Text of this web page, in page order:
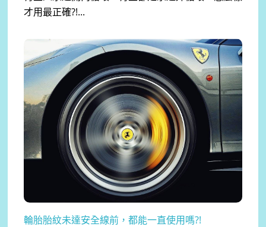
才用最正確?!...
輪胎胎紋未達安全線前，都能一直使用嗎?!